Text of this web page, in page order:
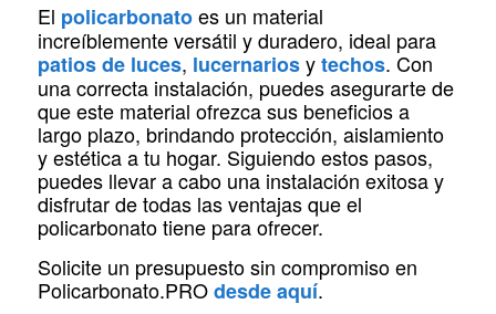
El policarbonatoes un material
increíblemente versátil y duradero, ideal para
patios de luces, lucernariosytechos. Con
una correcta instalación, puedes asegurarte de
que este material ofrezca sus beneficios a
largo plazo, brindando protección, aislamiento
y estética a tu hogar. Siguiendo estos pasos,
puedes llevar a cabo una instalación exitosa y
disfrutar de todas las ventajas que el
policarbonato tiene para ofrecer.
Solicite un presupuesto sin compromiso en
Policarbonato.PROdesde aquí.